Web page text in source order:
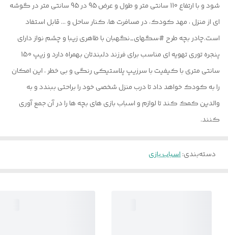
شود و با ارتفاع 110 سانتی متر و طول و عرض 95 در 95 سانتی متر در گوشه
ای از منزل ، مهد کودک، در مسافرت ها، کنار ساحل و ... قابل استفاد
است.چادر بچه طرح #سگهای_نگهبان با ظاهری زیبا و چشم نواز دارای
پنجره توری تهویه ای مناسب برای فرزند دلبندتان بهمراه دارد و زیپ 150
سانتی متری با کیفیت با سرزیپ پلاستیکی رنگی و بی خطر ، این امکان
را به کودک خواهد داد تا درب منزل شخصی خود را براحتی ببندد و به
والدین کمک کند تا لوازم و اسباب بازی های بچه ها را در آن جمع آوری
کنند.
دسته‌بندی:اسباب بازی